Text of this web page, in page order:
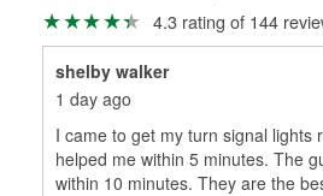
4.3 rating of 144
shelby walker
1 day ago
I came to get my turn signal lights
helped me within 5 minutes. The
within 10 minutes. They are the